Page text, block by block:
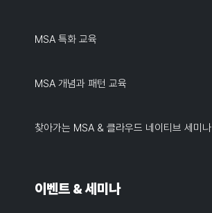
MSA 특화 교육
MSA 개념과 패턴 교육
찾아가는 MSA & 클라우드 네이티브 세미나
이벤트 & 세미나